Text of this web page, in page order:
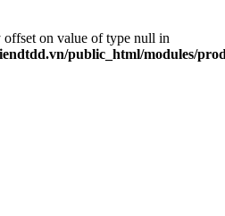
offset on value of type null in
public_html/modules/